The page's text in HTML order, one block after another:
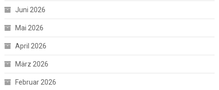
Juni 2026
Mai 2026
April 2026
März 2026
Februar 2026